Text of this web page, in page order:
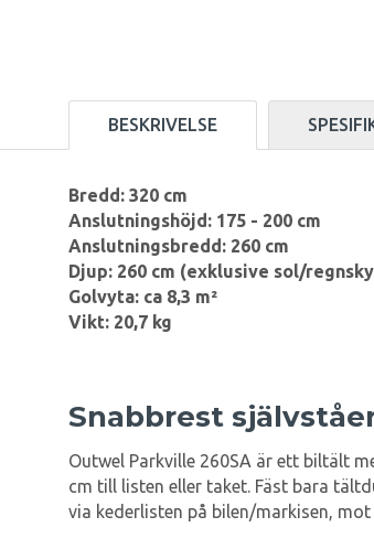
BESKRIVELSE
Bredd: 320 cm
Anslutningshöjd: 175 - 200 cm
Anslutningsbredd: 260 cm
Djup: 260 cm (exklusive sol/
Golvyta: ca 8,3 m²
Vikt: 20,7 kg
Snabbrest
Outwel Parkville 260SA är ett biltält
cm till listen eller taket. Fäst bara
via kederlisten på bilen/markisen,